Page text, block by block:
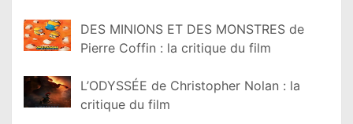
DES MINIONS ET DES MONSTRES de
Pierre Coffin : la critique du film
L’ODYSSÉE de Christopher Nolan : la
critique du film